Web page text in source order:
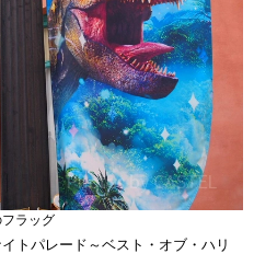
ラッグ
トパレード～ベスト・オブ・ハリ